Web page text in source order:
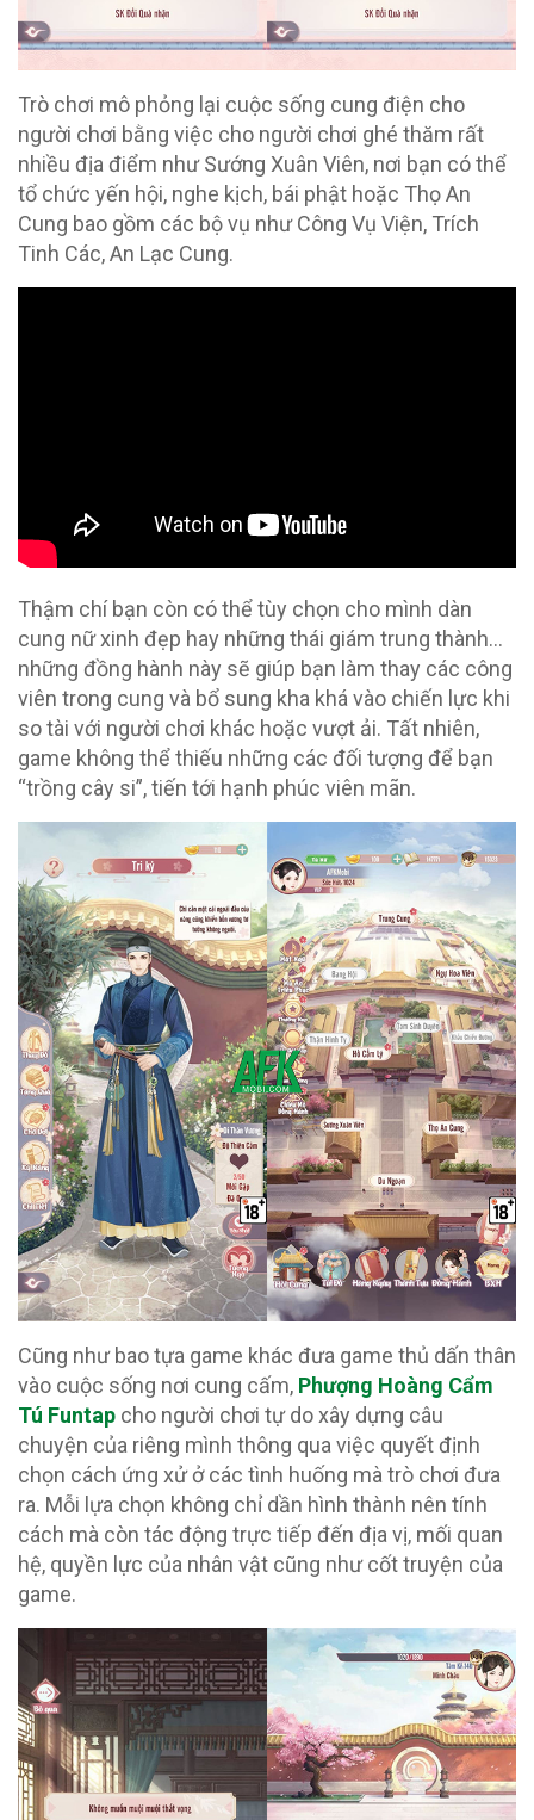
Trò chơi mô phỏng lại cuộc sống cung điện cho
người chơi bằng việc cho người chơi ghé thăm rất
nhiều địa điểm như Sướng Xuân Viên, nơi bạn có thể
tổ chức yến hội, nghe kịch, bái phật hoặc Thọ An
Cung bao gồm các bộ vụ như Công Vụ Viện, Trích
Tinh Các, An Lạc Cung.
Thậm chí bạn còn có thể tùy chọn cho mình dàn
cung nữ xinh đẹp hay những thái giám trung thành…
những đồng hành này sẽ giúp bạn làm thay các công
viên trong cung và bổ sung kha khá vào chiến lực khi
so tài với người chơi khác hoặc vượt ải. Tất nhiên,
game không thể thiếu những các đối tượng để bạn
“trồng cây si”, tiến tới hạnh phúc viên mãn.
Cũng như bao tựa game khác đưa game thủ dấn thân
vào cuộc sống nơi cung cấm, Phượng Hoàng Cẩm
Tú Funtap cho người chơi tự do xây dựng câu
chuyện của riêng mình thông qua việc quyết định
chọn cách ứng xử ở các tình huống mà trò chơi đưa
ra. Mỗi lựa chọn không chỉ dần hình thành nên tính
cách mà còn tác động trực tiếp đến địa vị, mối quan
hệ, quyền lực của nhân vật cũng như cốt truyện của
game.